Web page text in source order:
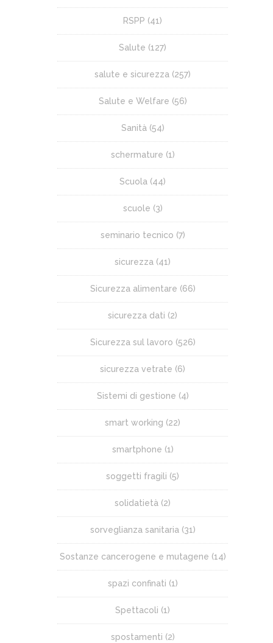
RSPP (41)
Salute (127)
salute e sicurezza (257)
Salute e Welfare (56)
Sanità (54)
schermature (1)
Scuola (44)
scuole (3)
seminario tecnico (7)
sicurezza (41)
Sicurezza alimentare (66)
sicurezza dati (2)
Sicurezza sul lavoro (526)
sicurezza vetrate (6)
Sistemi di gestione (4)
smart working (22)
smartphone (1)
soggetti fragili (5)
solidatietà (2)
sorveglianza sanitaria (31)
Sostanze cancerogene e mutagene (14)
spazi confinati (1)
Spettacoli (1)
spostamenti (2)